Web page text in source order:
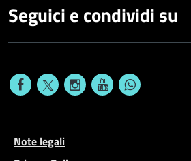
Seguici e condividi su
Note legali